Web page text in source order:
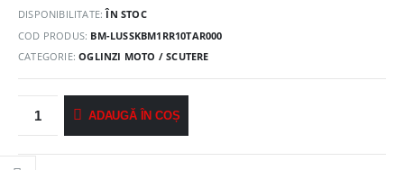
DISPONIBILITATE:ÎN STOC
COD PRODUS: BM-LUSSKBM1RR10TAR000
CATEGORIE:OGLINZI MOTO / SCUTERE
ADAUGĂ ÎN COȘ